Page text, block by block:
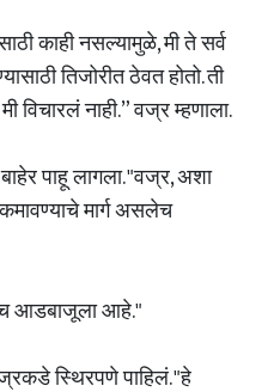
काही नसल्यामुळे, मी ते सर्व
तिजोरीत ठेवत होतो. ती
विचारलं नाही.” वज्र म्हणाला.
पाहू लागला. "वज्र, अशा
मार्ग असलेच
आडबाजूला आहे."
स्थिरपणे पाहिलं. "हे